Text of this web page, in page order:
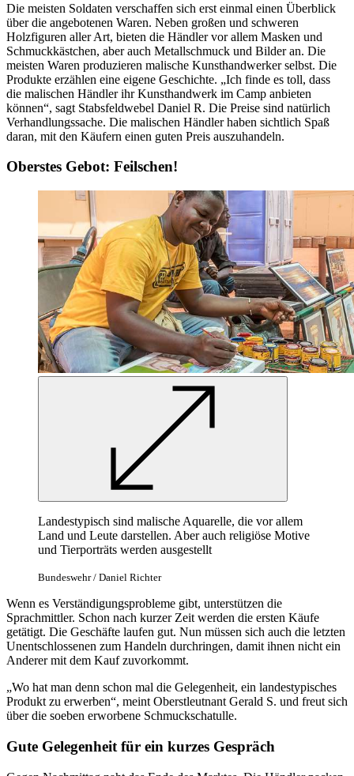
Die meisten Soldaten verschaffen sich erst einmal einen Überblick
über die angebotenen Waren. Neben großen und schweren
Holzfiguren aller Art, bieten die Händler vor allem Masken und
Schmuckkästchen, aber auch Metallschmuck und Bilder an. Die
meisten Waren produzieren malische Kunsthandwerker selbst. Die
Produkte erzählen eine eigene Geschichte. „Ich finde es toll, dass
die malischen Händler ihr Kunsthandwerk im Camp anbieten
können“, sagt Stabsfeldwebel Daniel R. Die Preise sind natürlich
Verhandlungssache. Die malischen Händler haben sichtlich Spaß
daran, mit den Käufern einen guten Preis auszuhandeln.
Oberstes Gebot: Feilschen!
Landestypisch sind malische Aquarelle, die vor allem
Land und Leute darstellen. Aber auch religiöse Motive
und Tierporträts werden ausgestellt
Bundeswehr / Daniel Richter
Wenn es Verständigungsprobleme gibt, unterstützen die
Sprachmittler. Schon nach kurzer Zeit werden die ersten Käufe
getätigt. Die Geschäfte laufen gut. Nun müssen sich auch die letzten
Unentschlossenen zum Handeln durchringen, damit ihnen nicht ein
Anderer mit dem Kauf zuvorkommt.
„Wo hat man denn schon mal die Gelegenheit, ein landestypisches
Produkt zu erwerben“, meint Oberstleutnant Gerald S. und freut sich
über die soeben erworbene Schmuckschatulle.
Gute Gelegenheit für ein kurzes Gespräch